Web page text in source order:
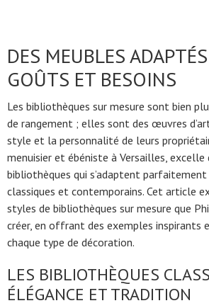
DES MEUBLES
GOÛTS ET BESOINS
Les bibliothèques sur mesure sont bien
de rangement ; elles sont des œuvres
style et la personnalité de leurs
menuisier et ébéniste à Versailles, excelle
bibliothèques qui s’adaptent
classiques et contemporains. Cet article
styles de bibliothèques sur mesure que
créer, en offrant des exemples inspirants
chaque type de décoration.
LES BIBLIOTHÈQUES
ÉLÉGANCE ET TRADITION